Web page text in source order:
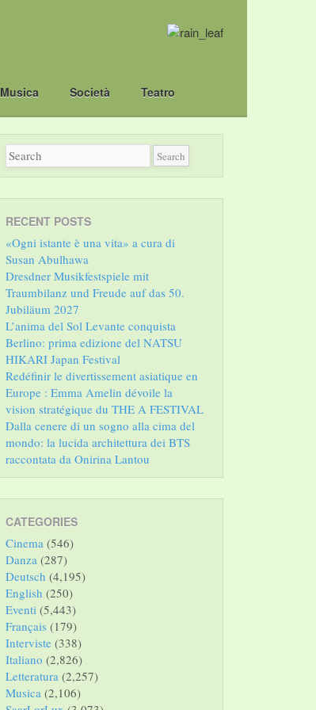
Musica Società Teatro
RECENT POSTS
«Ogni istante è una vita» a cura di
Susan Abulhawa
Dresdner Musikfestspiele mit
Traumbilanz und Freude auf das 50.
Jubiläum 2027
L’anima del Sol Levante conquista
Berlino: prima edizione del NATSU
HIKARI Japan Festival
Redéfinir le divertissement asiatique en
Europe : Emma Amelin dévoile la
vision stratégique du THE A FESTIVAL
Dalla cenere di un sogno alla cima del
mondo: la lucida architettura dei BTS
raccontata da Onirina Lantou
CATEGORIES
Cinema (546)
Danza (287)
Deutsch (4,195)
English (250)
Eventi (5,443)
Français (179)
Interviste (338)
Italiano (2,826)
Letteratura (2,257)
Musica (2,106)